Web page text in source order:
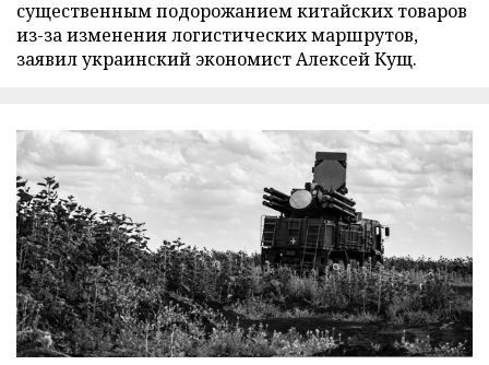
существенным подорожанием китайских товаров
из-за изменения логистических маршрутов,
заявил украинский экономист Алексей Кущ.